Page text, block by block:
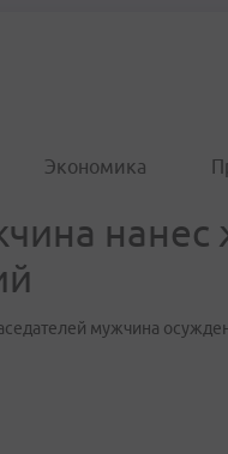
Экономика
нанес
мужчина